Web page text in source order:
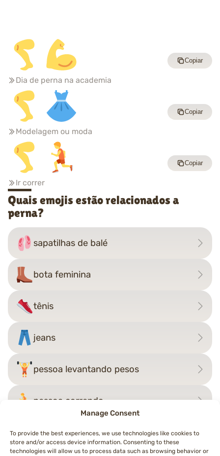
Manage Consent
To provide the best experiences, we use technologies like cookies to
store and/or access device information. Consenting to these
technologies will allow us to process data such as browsing behavior or
Dia de perna na academia
Copiar
Modelagem ou moda
Copiar
Ir correr
Copiar
Quais emojis estão relacionados a
perna?
sapatilhas de balé
bota feminina
tênis
jeans
pessoa levantando pesos
pessoa correndo
←ossopé→